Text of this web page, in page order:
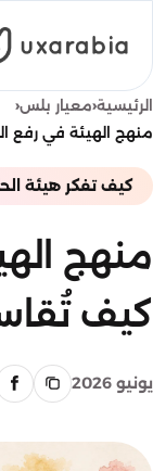
المحتوى
الرئيسية‹معيار بلس‹
منهج الهيئة في رفع
كيف تفكر هيئة
منهج
كيف
يونيو 2026